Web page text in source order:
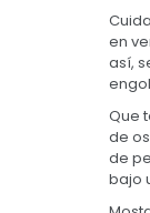
en
así,
Que
de
de
bajo